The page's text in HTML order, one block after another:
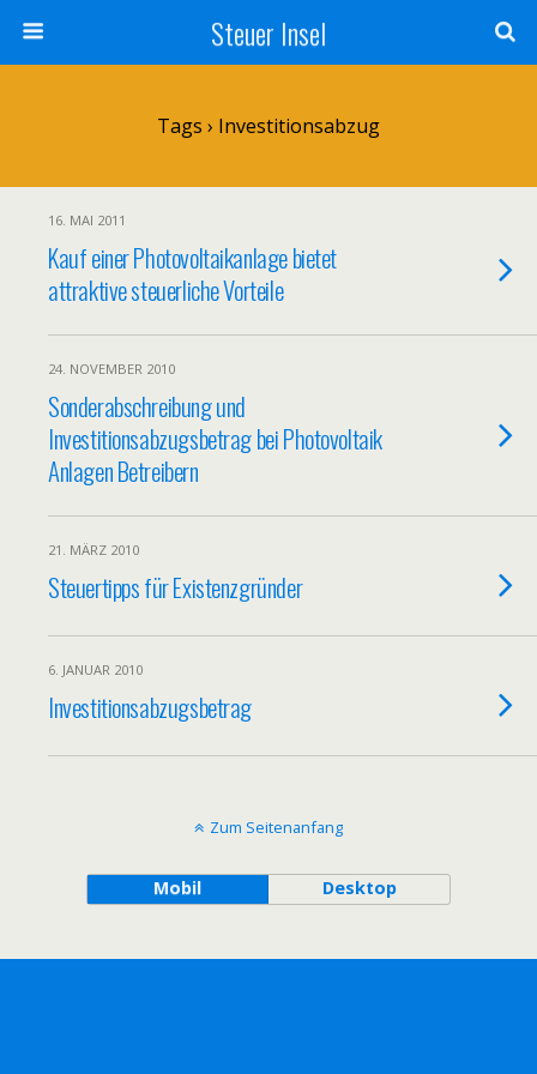
Steuer Insel
Tags › Investitionsabzug
16. MAI 2011
Kauf einer Photovoltaikanlage bietet
attraktive steuerliche Vorteile
24. NOVEMBER 2010
Sonderabschreibung und
Investitionsabzugsbetrag bei Photovoltaik
Anlagen Betreibern
21. MÄRZ 2010
Steuertipps für Existenzgründer
6. JANUAR 2010
Investitionsabzugsbetrag
Zum Seitenanfang
Mobil Desktop